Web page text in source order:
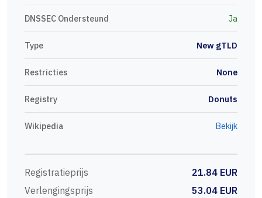
DNSSEC Ondersteund Ja
Type New gTLD
Restricties None
Registry Donuts
Wikipedia Bekijk
Registratieprijs
21.84 EUR
Verlengingsprijs
53.04 EUR